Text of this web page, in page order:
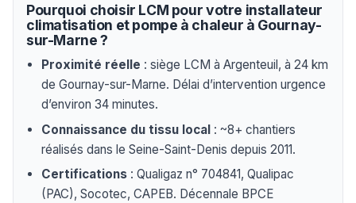
Pourquoi choisir LCM pour votre installateur
climatisation et pompe à chaleur à Gournay-
sur-Marne ?
Proximité réelle : siège LCM à Argenteuil, à 24 km
de Gournay-sur-Marne. Délai d’intervention urgence
d’environ 34 minutes.
Connaissance du tissu local : ~8+ chantiers
réalisés dans le Seine-Saint-Denis depuis 2011.
Certifications : Qualigaz n° 704841, Qualipac
(PAC), Socotec, CAPEB. Décennale BPCE